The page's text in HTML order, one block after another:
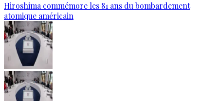
Hiroshima commémore les 81 ans du bombardement
atomique américain